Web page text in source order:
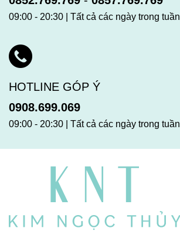
09:00 - 20:30 | Tất cả các ngày trong tuần
HOTLINE GÓP Ý
0908.699.069
09:00 - 20:30 | Tất cả các ngày trong tuần